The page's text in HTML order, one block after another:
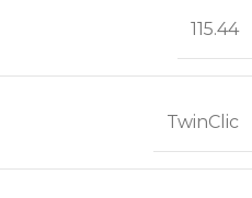
115.44
TwinClic